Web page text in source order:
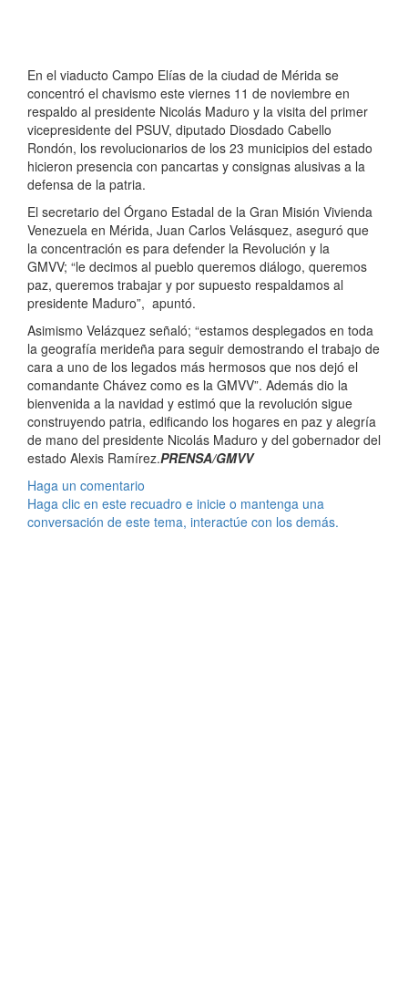
En el viaducto Campo Elías de la ciudad de Mérida se
concentró el chavismo este viernes 11 de noviembre en
respaldo al presidente Nicolás Maduro y la visita del primer
vicepresidente del PSUV, diputado Diosdado Cabello
Rondón, los revolucionarios de los 23 municipios del estado
hicieron presencia con pancartas y consignas alusivas a la
defensa de la patria.
El secretario del Órgano Estadal de la Gran Misión Vivienda
Venezuela en Mérida, Juan Carlos Velásquez, aseguró que
la concentración es para defender la Revolución y la
GMVV; “le decimos al pueblo queremos diálogo, queremos
paz, queremos trabajar y por supuesto respaldamos al
presidente Maduro”, apuntó.
Asimismo Velázquez señaló; “estamos desplegados en toda
la geografía merideña para seguir demostrando el trabajo de
cara a uno de los legados más hermosos que nos dejó el
comandante Chávez como es la GMVV”. Además dio la
bienvenida a la navidad y estimó que la revolución sigue
construyendo patria, edificando los hogares en paz y alegría
de mano del presidente Nicolás Maduro y del gobernador del
estado Alexis Ramírez.PRENSA/GMVV
Haga un comentario
Haga clic en este recuadro e inicie o mantenga una
conversación de este tema, interactúe con los demás.